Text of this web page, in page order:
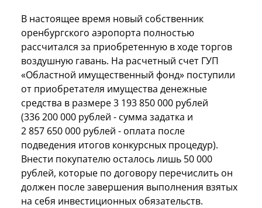
В настоящее время новый собственник
оренбургского аэропорта полностью
рассчитался за приобретенную в ходе торгов
воздушную гавань. На расчетный счет ГУП
«Областной имущественный фонд» поступили
от приобретателя имущества денежные
средства в размере 3 193 850 000 рублей
(336 200 000 рублей - сумма задатка и
2 857 650 000 рублей - оплата после
подведения итогов конкурсных процедур).
Внести покупателю осталось лишь 50 000
рублей, которые по договору перечислить он
должен после завершения выполнения взятых
на себя инвестиционных обязательств.